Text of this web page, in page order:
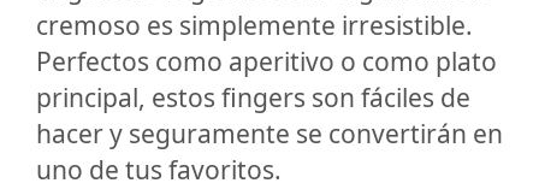
cremoso es simplemente irresistible.
Perfectos como aperitivo o como plato
principal, estos fingers son fáciles de
hacer y seguramente se convertirán en
uno de tus favoritos.